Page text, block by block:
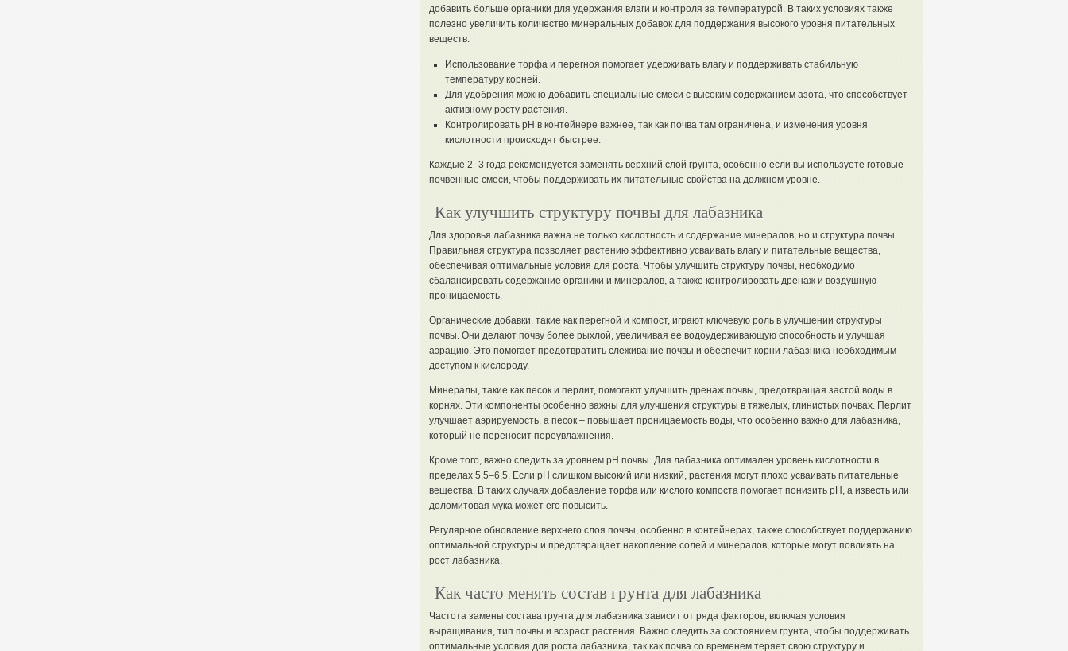
добавить больше органики для удержания влаги и контроля за температурой. В таких условиях также
полезно увеличить количество минеральных добавок для поддержания высокого уровня питательных
веществ.
Использование торфа и перегноя помогает удерживать влагу и поддерживать стабильную
температуру корней.
Для удобрения можно добавить специальные смеси с высоким содержанием азота, что способствует
активному росту растения.
Контролировать pH в контейнере важнее, так как почва там ограничена, и изменения уровня
кислотности происходят быстрее.
Каждые 2–3 года рекомендуется заменять верхний слой грунта, особенно если вы используете готовые
почвенные смеси, чтобы поддерживать их питательные свойства на должном уровне.
Как улучшить структуру почвы для лабазника
Для здоровья лабазника важна не только кислотность и содержание минералов, но и структура почвы.
Правильная структура позволяет растению эффективно усваивать влагу и питательные вещества,
обеспечивая оптимальные условия для роста. Чтобы улучшить структуру почвы, необходимо
сбалансировать содержание органики и минералов, а также контролировать дренаж и воздушную
проницаемость.
Органические добавки, такие как перегной и компост, играют ключевую роль в улучшении структуры
почвы. Они делают почву более рыхлой, увеличивая ее водоудерживающую способность и улучшая
аэрацию. Это помогает предотвратить слеживание почвы и обеспечит корни лабазника необходимым
доступом к кислороду.
Минералы, такие как песок и перлит, помогают улучшить дренаж почвы, предотвращая застой воды в
корнях. Эти компоненты особенно важны для улучшения структуры в тяжелых, глинистых почвах. Перлит
улучшает аэрируемость, а песок – повышает проницаемость воды, что особенно важно для лабазника,
который не переносит переувлажнения.
Кроме того, важно следить за уровнем pH почвы. Для лабазника оптимален уровень кислотности в
пределах 5,5–6,5. Если pH слишком высокий или низкий, растения могут плохо усваивать питательные
вещества. В таких случаях добавление торфа или кислого компоста помогает понизить pH, а известь или
доломитовая мука может его повысить.
Регулярное обновление верхнего слоя почвы, особенно в контейнерах, также способствует поддержанию
оптимальной структуры и предотвращает накопление солей и минералов, которые могут повлиять на
рост лабазника.
Как часто менять состав грунта для лабазника
Частота замены состава грунта для лабазника зависит от ряда факторов, включая условия
выращивания, тип почвы и возраст растения. Важно следить за состоянием грунта, чтобы поддерживать
оптимальные условия для роста лабазника, так как почва со временем теряет свою структуру и